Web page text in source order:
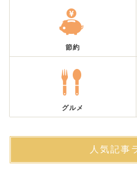
節約
グルメ
人気記事